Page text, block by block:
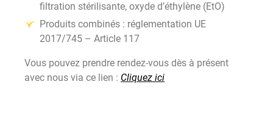
filtration stérilisante, oxyde d’éthylène (EtO)
Produits combinés : réglementation UE
2017/745 – Article 117
Vous pouvez prendre rendez-vous dès à présent
avec nous via ce lien : Cliquez ici